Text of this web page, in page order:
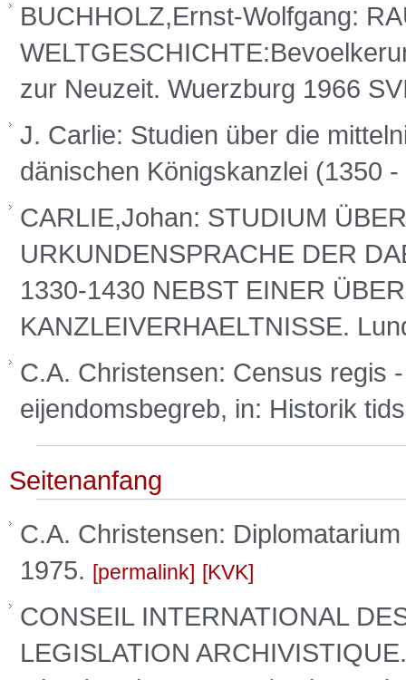
BUCHHOLZ,Ernst-Wolfgang:
zur Neuzeit. Wuerzburg 1966
J. Carlie: Studien über die
dänischen Königskanzlei (1350
CARLIE,Johan: STUDIUM
URKUNDENSPRACHE DER
1330-1430 NEBST EINER
KANZLEIVERHAELTNISSE.
C.A. Christensen: Census regis
eijendomsbegreb, in: Historik
Seitenanfang
C.A. Christensen:
1975.
permalink KVK
CONSEIL INTERNATIONAL
LEGISLATION